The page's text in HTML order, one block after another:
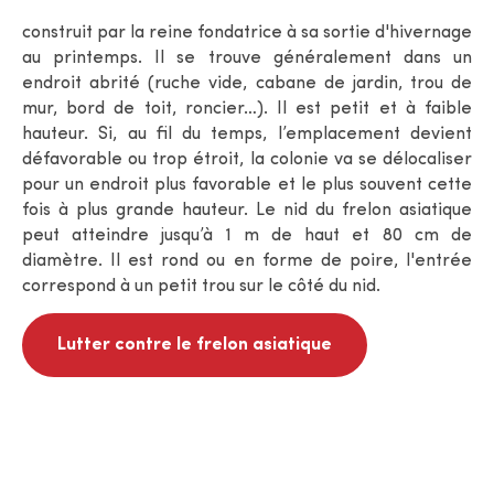
construit par la reine fondatrice à sa sortie d'hivernage
au printemps. Il se trouve généralement dans un
endroit abrité (ruche vide, cabane de jardin, trou de
mur, bord de toit, roncier…). Il est petit et à faible
hauteur. Si, au fil du temps, l’emplacement devient
défavorable ou trop étroit, la colonie va se délocaliser
pour un endroit plus favorable et le plus souvent cette
fois à plus grande hauteur. Le nid du frelon asiatique
peut atteindre jusqu’à 1 m de haut et 80 cm de
diamètre. Il est rond ou en forme de poire, l'entrée
correspond à un petit trou sur le côté du nid.
Lutter contre le frelon asiatique